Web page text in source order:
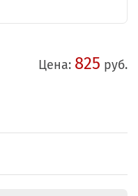
Цена: 825 руб.